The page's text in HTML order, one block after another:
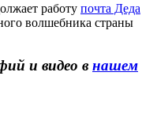
работу почта Деда
волшебника страны
и видео в нашем